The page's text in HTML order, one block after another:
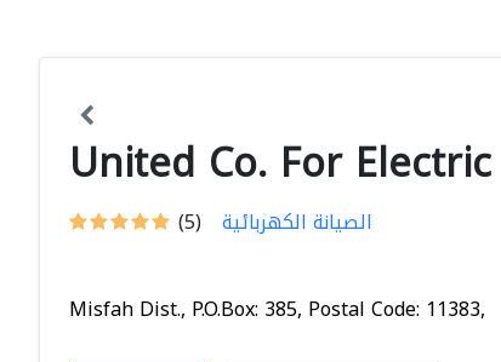
United Co. For
(5) الصيانة الكهربائية
Misfah Dist., P.O.Box: 385, Postal Code: 11383,